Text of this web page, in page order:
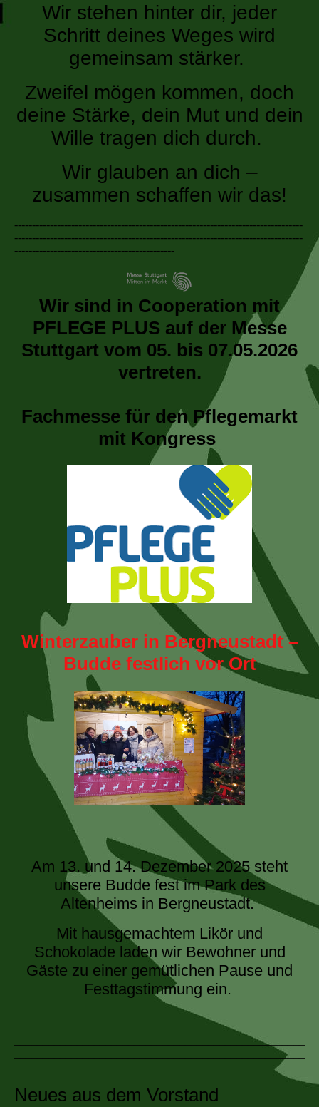
Wir stehen hinter dir, jeder
Schritt deines Weges wird
gemeinsam stärker.
Zweifel mögen kommen, doch
deine Stärke, dein Mut und dein
Wille tragen dich durch.
Wir glauben an dich –
zusammen schaffen wir das!
---------------------------------------------------------------------------------
---------------------------------------------------------------------------------
---------------------------------------------
Wir sind in Cooperation mit
PFLEGE PLUS auf der Messe
Stuttgart vom 05. bis 07.05.2026
vertreten.
Fachmesse für den Pflegemarkt
mit Kongress
Winterzauber in Bergneustadt –
Budde festlich vor Ort
Am 13. und 14. Dezember 2025 steht
unsere Budde fest im Park des
Altenheims in Bergneustadt.
Mit hausgemachtem Likör und
Schokolade laden wir Bewohner und
Gäste zu einer gemütlichen Pause und
Festtagstimmung ein.
___________________________________________________
___________________________________________________
Neues aus dem Vorstand